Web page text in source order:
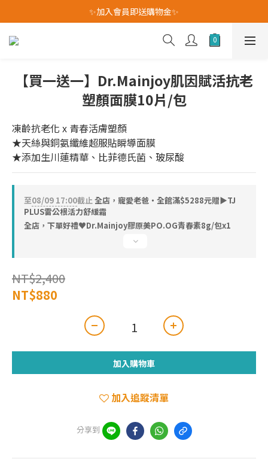
我愛爸爸★全館消費滿$528元免運費(活動至8/10)
✨加入會員即送購物金✨
我愛爸爸★全館消費滿$528元免運費(活動至8/10)
【買一送一】Dr.Mainjoy肌因賦活抗老
塑顏面膜10片/包
凍齡抗老化 x 青春活膚塑顏
★天絲與銅氨纖維超服貼瞬導面膜
★添加生川蓮精華、比菲德氏菌、玻尿酸
至08/09 17:00截止全店，寵愛老爸・全館滿$5288元贈▶TJ
PLUS雷公根活力舒緩霜
全店，下單好禮♥︎Dr.Mainjoy膠原美PO.OG青春素8g/包x1
NT$2,400
NT$880
加入購物車
加入追蹤清單
分享到